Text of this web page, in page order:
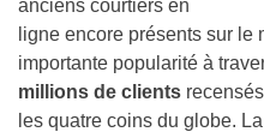
anciens courtiers en
ligne encore présents sur le
importante popularité à
millions de clients
les quatre coins du globe.